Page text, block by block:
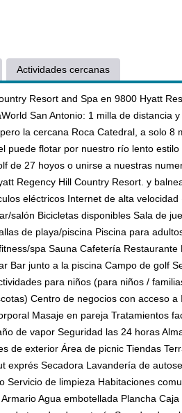
Actividades cercanas
Resort and Spa en 9800 Hyatt
San Antonio: 1 milla de distancia y
la cercana Roca Catedral, a solo 8
puede flotar por nuestro río lento estilo
de 27 hoyos o unirse a nuestras
Regency Hill Country Resort. y
eléctricos Internet de alta velocidad
salón Bicicletas disponibles Sala de
de playa/piscina Piscina para
spa Sauna Cafetería
Bar junto a la piscina Campo de golf
para niños (para niños /
Centro de negocios con acceso
Masaje en pareja Tratamientos
de vapor Seguridad las 24 horas
de exterior Área de picnic Tiendas
Secadora Lavandería de
de limpieza Habitaciones
Agua embotellada Plancha